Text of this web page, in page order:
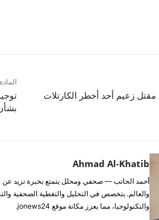
زعيم أحد أخطر الكارتلات
Ahmad Al-Khatib
والعالم. يتخصص في التحليل والتغطية الصحفية
والتكنولوجيا، مما يعزز مكانة موقع jonews24.